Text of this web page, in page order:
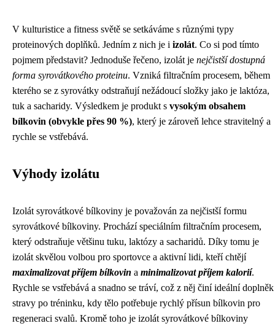
V kulturistice a fitness světě se setkáváme s různými typy
proteinových doplňků. Jedním z nich je i izolát. Co si pod tímto
pojmem představit? Jednoduše řečeno, izolát je nejčistší dostupná
forma syrovátkového proteinu. Vzniká filtračním procesem, během
kterého se z syrovátky odstraňují nežádoucí složky jako je laktóza,
tuk a sacharidy. Výsledkem je produkt s vysokým obsahem
bílkovin (obvykle přes 90 %), který je zároveň lehce stravitelný a
rychle se vstřebává.
Výhody izolátu
Izolát syrovátkové bílkoviny je považován za nejčistší formu
syrovátkové bílkoviny. Prochází speciálním filtračním procesem,
který odstraňuje většinu tuku, laktózy a sacharidů. Díky tomu je
izolát skvělou volbou pro sportovce a aktivní lidi, kteří chtějí
maximalizovat příjem bílkovin a minimalizovat příjem kalorií.
Rychle se vstřebává a snadno se tráví, což z něj činí ideální doplněk
stravy po tréninku, kdy tělo potřebuje rychlý přísun bílkovin pro
regeneraci svalů. Kromě toho je izolát syrovátkové bílkoviny